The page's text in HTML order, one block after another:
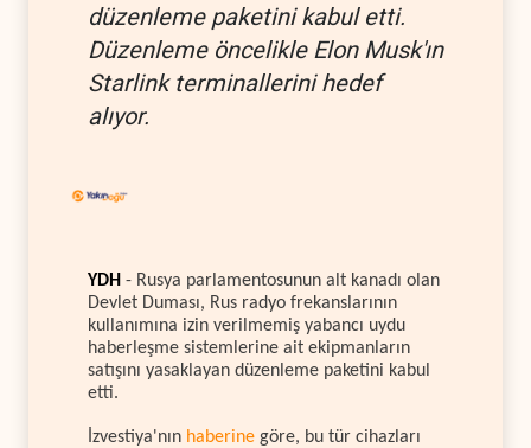
düzenleme paketini kabul etti.
Düzenleme öncelikle Elon Musk'ın
Starlink terminallerini hedef
alıyor.
YDH - Rusya parlamentosunun alt kanadı olan
Devlet Duması, Rus radyo frekanslarının
kullanımına izin verilmemiş yabancı uydu
haberleşme sistemlerine ait ekipmanların
satışını yasaklayan düzenleme paketini kabul
etti.
İzvestiya'nın haberine göre, bu tür cihazları